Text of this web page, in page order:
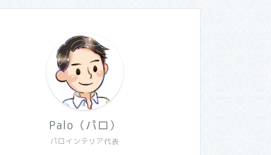
パロインテリア代表
Palo（パロ）